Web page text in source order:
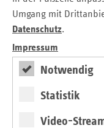
Umgang mit
Datenschutz.
Impressum
Notwendig
Statistik
Video-
Kontakt und
„Intergeneratives
Seniorenhaus St.
Eine Einrichtung
Sabine Zocher
Bierbaumstraße 3
53332 Bornheim-